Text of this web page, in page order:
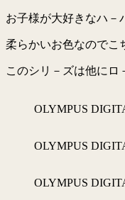
お子様が大好きなハ－
柔らかいお色なのでこ
このシリ－ズは他にロ
OLYMPUS
OLYMPUS
OLYMPUS